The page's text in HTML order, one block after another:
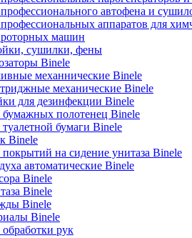
автофена и
аппаратов для
роторных машин
сушилки, фены
Binele
механнические Binele
механические Binele
для дезинфекции Binele
полотенец Binele
бумаги Binele
Binele
на сидение унитаза Binele
автоматические Binele
Binele
Binele
Binele
Binele
рук